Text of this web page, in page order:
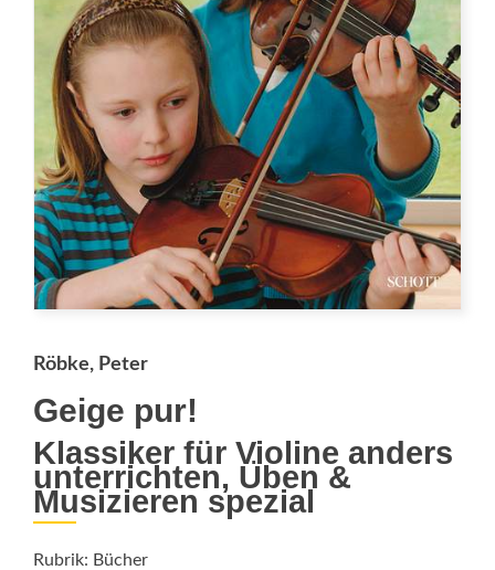
Röbke, Peter
Geige pur!
Klassiker für Violine anders
unterrichten, Üben &
Musizieren spezial
Rubrik: Bücher